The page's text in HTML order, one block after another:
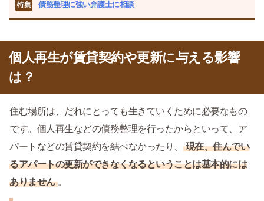
特集 債務整理に強い弁護士に相談
個人再生が賃貸契約や更新に与える影響
は？
住む場所は、だれにとっても生きていくために必要なもの
です。個人再生などの債務整理を行ったからといって、ア
パートなどの賃貸契約を結べなかったり、
現在、住んでい
るアパートの更新ができなくなるということは基本的には
ありません 。